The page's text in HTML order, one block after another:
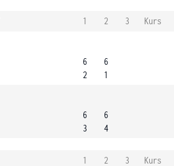
1 2 3
Kurs
6
2
6
1
6
3
6
4
1 2 3
Kurs